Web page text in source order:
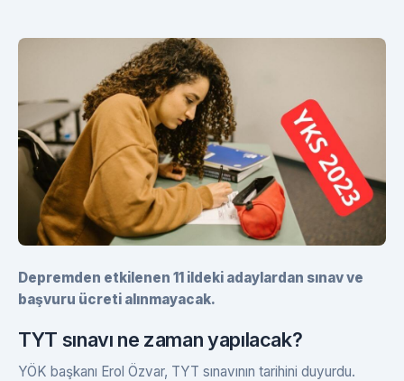
Depremden etkilenen 11 ildeki adaylardan sınav ve
başvuru ücreti alınmayacak.
TYT sınavı ne zaman yapılacak?
YÖK başkanı Erol Özvar, TYT sınavının tarihini duyurdu.